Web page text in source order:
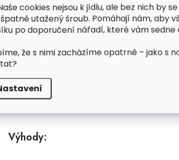
cookies nejsou k jídlu, ale bez nich by
utažený šroub. Pomáhají nám, aby
po doporučení nářadí, které vám sedne
že s nimi zacházíme opatrně – jako s
Velikost: 180 mm
Materiál: Vyrobeno z
nejkvalitnější tvrzené
oceli.
rukojeti potažené
měkkou protiskluzovou
Výhody: